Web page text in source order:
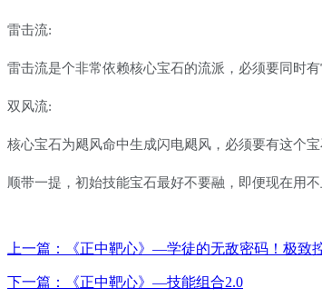
雷击流:
雷击流是个非常依赖核心宝石的流派，必须要同时
双风流:
核心宝石为飓风命中生成闪电飓风，必须要有这个宝
顺带一提，初始技能宝石最好不要融，即便现在用
上一篇： 《正中靶心》—学徒的无敌密码！极致
下一篇： 《正中靶心》—技能组合2.0